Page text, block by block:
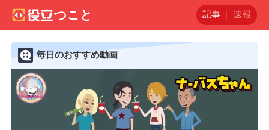
記事 速報
毎日のおすすめ動画